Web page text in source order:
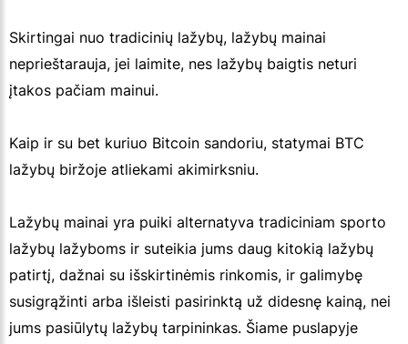
Skirtingai nuo tradicinių lažybų, lažybų mainai
neprieštarauja, jei laimite, nes lažybų baigtis neturi
įtakos pačiam mainui.
Kaip ir su bet kuriuo Bitcoin sandoriu, statymai BTC
lažybų biržoje atliekami akimirksniu.
Lažybų mainai yra puiki alternatyva tradiciniam sporto
lažybų lažyboms ir suteikia jums daug kitokią lažybų
patirtį, dažnai su išskirtinėmis rinkomis, ir galimybę
susigrąžinti arba išleisti pasirinktą už didesnę kainą, nei
jums pasiūlytų lažybų tarpininkas. Šiame puslapyje